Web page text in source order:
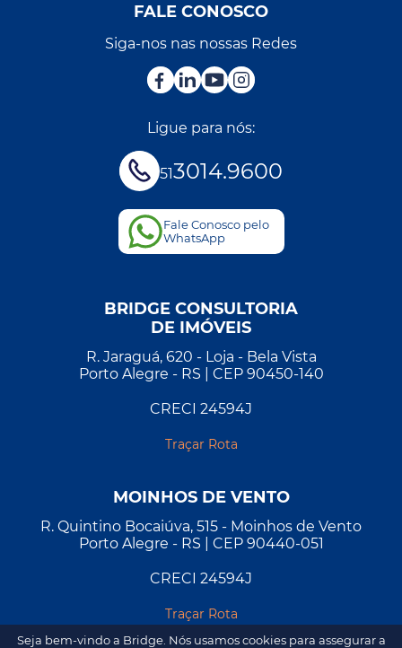
FALE CONOSCO
Siga-nos nas nossas Redes
Ligue para nós:
513014.9600
Fale Conosco pelo
WhatsApp
BRIDGE CONSULTORIA
DE IMÓVEIS
R. Jaraguá, 620 - Loja - Bela Vista
Porto Alegre - RS | CEP 90450-140
CRECI 24594J
Traçar Rota
MOINHOS DE VENTO
R. Quintino Bocaiúva, 515 - Moinhos de Vento
Porto Alegre - RS | CEP 90440-051
CRECI 24594J
Traçar Rota
Seja bem-vindo a Bridge. Nós usamos cookies para assegurar a